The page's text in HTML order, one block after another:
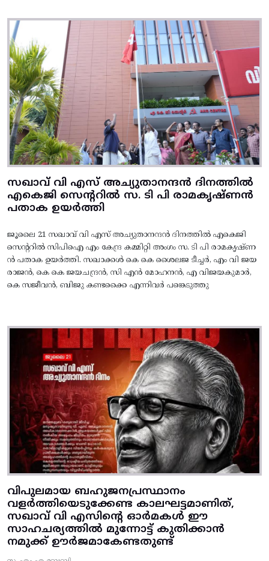
സഖാവ് വി എസ് അച്യുതാനന്ദൻ ദിനത്തിൽ
എകെജി സെന്ററിൽ സ. ടി പി രാമകൃഷ്‌ണൻ
പതാക ഉയർത്തി
ജൂലൈ 21 സഖാവ് വി എസ് അച്യുതാനന്ദൻ ദിനത്തിൽ എകെജി
സെന്ററിൽ സിപിഐ എം കേന്ദ്ര കമ്മിറ്റി അംഗം സ. ടി പി രാമകൃഷ്‌ണ
ൻ പതാക ഉയർത്തി. സഖാക്കൾ കെ കെ ശൈലജ ടീച്ചർ, എം വി ജയ
രാജൻ, കെ കെ ജയചന്ദ്രൻ, സി എൻ മോഹനൻ, എ വിജയകുമാർ,
കെ സജീവൻ, ബിജു കണ്ടക്കൈ എന്നിവർ പങ്കെടുത്തു
വിപുലമായ ബഹുജനപ്രസ്ഥാനം
വളർത്തിയെടുക്കേണ്ട കാലഘട്ടമാണിത്,
സഖാവ് വി എസിന്റെ ഓർമകൾ ഈ
സാഹചര്യത്തിൽ മുന്നോട്ട്‌ കുതിക്കാൻ
നമുക്ക് ഊർജമാകേണ്ടതുണ്ട്